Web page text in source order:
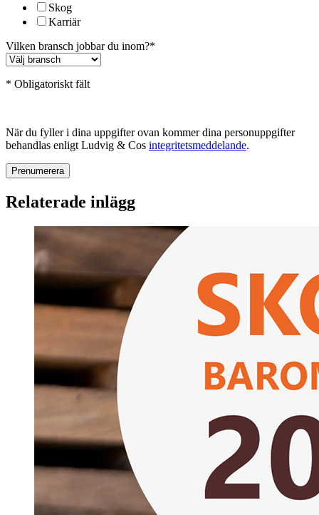
Skog
Karriär
Vilken bransch jobbar du inom?*
* Obligatoriskt fält
När du fyller i dina uppgifter ovan kommer dina personuppgifter
behandlas enligt Ludvig & Cos integritetsmeddelande.
Relaterade inlägg